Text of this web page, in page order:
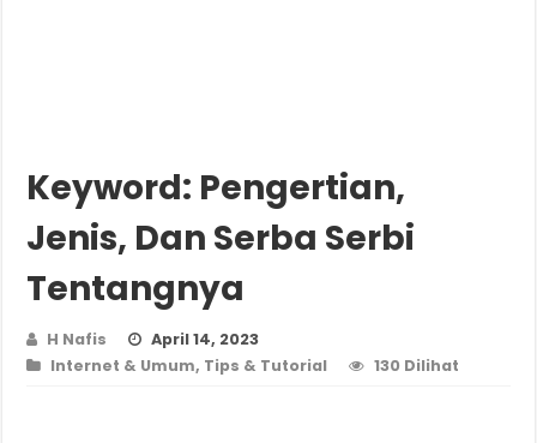
Keyword: Pengertian,
Jenis, Dan Serba Serbi
Tentangnya
H Nafis
April 14, 2023
Internet & Umum, Tips & Tutorial 130 Dilihat